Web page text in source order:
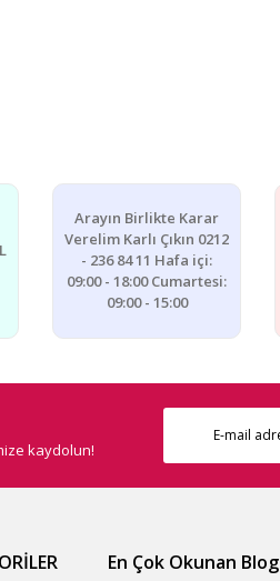
Arayın Birlikte Karar
Verelim Karlı Çıkın 0212
- 236 84 11 Hafa içi:
09:00 - 18:00 Cumartesi:
09:00 - 15:00
kaydolun!
En Çok Okunan Blog